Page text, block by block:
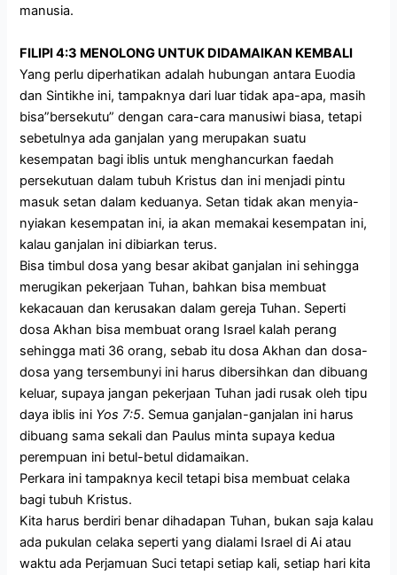
manusia.
FILIPI 4:3 MENOLONG UNTUK DIDAMAIKAN KEMBALI
Yang perlu diperhatikan adalah hubungan antara Euodia
dan Sintikhe ini, tampaknya dari luar tidak apa-apa, masih
bisa”bersekutu” dengan cara-cara manusiwi biasa, tetapi
sebetulnya ada ganjalan yang merupakan suatu
kesempatan bagi iblis untuk menghancurkan faedah
persekutuan dalam tubuh Kristus dan ini menjadi pintu
masuk setan dalam keduanya. Setan tidak akan menyia-
nyiakan kesempatan ini, ia akan memakai kesempatan ini,
kalau ganjalan ini dibiarkan terus.
Bisa timbul dosa yang besar akibat ganjalan ini sehingga
merugikan pekerjaan Tuhan, bahkan bisa membuat
kekacauan dan kerusakan dalam gereja Tuhan. Seperti
dosa Akhan bisa membuat orang Israel kalah perang
sehingga mati 36 orang, sebab itu dosa Akhan dan dosa-
dosa yang tersembunyi ini harus dibersihkan dan dibuang
keluar, supaya jangan pekerjaan Tuhan jadi rusak oleh tipu
daya iblis ini Yos 7:5. Semua ganjalan-ganjalan ini harus
dibuang sama sekali dan Paulus minta supaya kedua
perempuan ini betul-betul didamaikan.
Perkara ini tampaknya kecil tetapi bisa membuat celaka
bagi tubuh Kristus.
Kita harus berdiri benar dihadapan Tuhan, bukan saja kalau
ada pukulan celaka seperti yang dialami Israel di Ai atau
waktu ada Perjamuan Suci tetapi setiap kali, setiap hari kita